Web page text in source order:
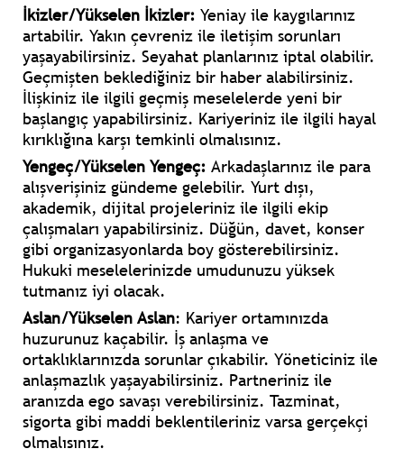
İkizler/Yükselen İkizler: Yeniay ile kaygılarınız
artabilir. Yakın çevreniz ile iletişim sorunları
yaşayabilirsiniz. Seyahat planlarınız iptal olabilir.
Geçmişten beklediğiniz bir haber alabilirsiniz.
İlişkiniz ile ilgili geçmiş meselelerde yeni bir
başlangıç yapabilirsiniz. Kariyeriniz ile ilgili hayal
kırıklığına karşı temkinli olmalısınız.
Yengeç/Yükselen Yengeç: Arkadaşlarınız ile para
alışverişiniz gündeme gelebilir. Yurt dışı,
akademik, dijital projeleriniz ile ilgili ekip
çalışmaları yapabilirsiniz. Düğün, davet, konser
gibi organizasyonlarda boy gösterebilirsiniz.
Hukuki meselelerinizde umudunuzu yüksek
tutmanız iyi olacak.
Aslan/Yükselen Aslan: Kariyer ortamınızda
huzurunuz kaçabilir. İş anlaşma ve
ortaklıklarınızda sorunlar çıkabilir. Yöneticiniz ile
anlaşmazlık yaşayabilirsiniz. Partneriniz ile
aranızda ego savaşı verebilirsiniz. Tazminat,
sigorta gibi maddi beklentileriniz varsa gerçekçi
olmalısınız.